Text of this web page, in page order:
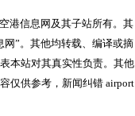
港信息网及其子站所有。其
”。其他均转载、编译或摘
本站对其真实性负责。其他
仅供参考，新闻纠错 airport